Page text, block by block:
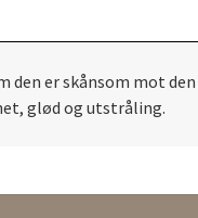
er skånsom mot
glød og utstråling.